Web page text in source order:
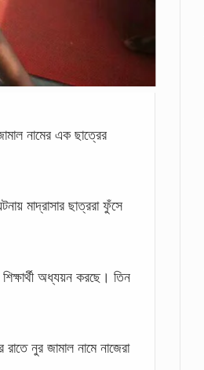
নামের এক ছাত্রের
মাদ্রাসার ছাত্ররা ফুঁসে
অধ্যয়ন করছে। তিন
নুর জামাল নামে নাজেরা